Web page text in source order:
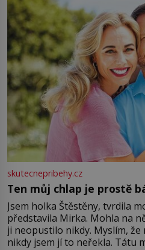
větší harmonii a klid. Je
skutecnepribehy.cz
Ten můj chlap je prostě
Jsem holka Štěstěny, tvrdila
představila Mirka. Mohla na
ji neopustilo nikdy. Myslím, že
nikdy jsem jí to neřekla. Tátu